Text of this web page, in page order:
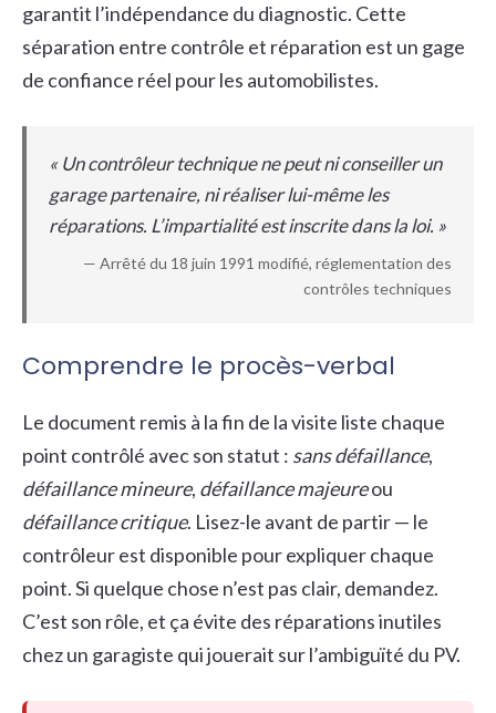
garantit l’indépendance du diagnostic. Cette
séparation entre contrôle et réparation est un gage
de confiance réel pour les automobilistes.
« Un contrôleur technique ne peut ni conseiller un
garage partenaire, ni réaliser lui-même les
réparations. L’impartialité est inscrite dans la loi. »
— Arrêté du 18 juin 1991 modifié, réglementation des
contrôles techniques
Comprendre le procès-verbal
Le document remis à la fin de la visite liste chaque
point contrôlé avec son statut : sans défaillance,
défaillance mineure, défaillance majeureou
défaillance critique. Lisez-le avant de partir — le
contrôleur est disponible pour expliquer chaque
point. Si quelque chose n’est pas clair, demandez.
C’est son rôle, et ça évite des réparations inutiles
chez un garagiste qui jouerait sur l’ambiguïté du PV.